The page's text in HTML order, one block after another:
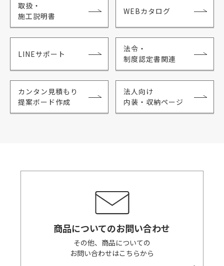
取扱・
施工説明書
WEBカタログ
LINEサポート
法令・
制度認定書関連
カンタン見積もり
提案ボード作成
法人向け
内装・収納ページ
商品についてのお問い合わせ
その他、商品についての
お問い合わせはこちらから